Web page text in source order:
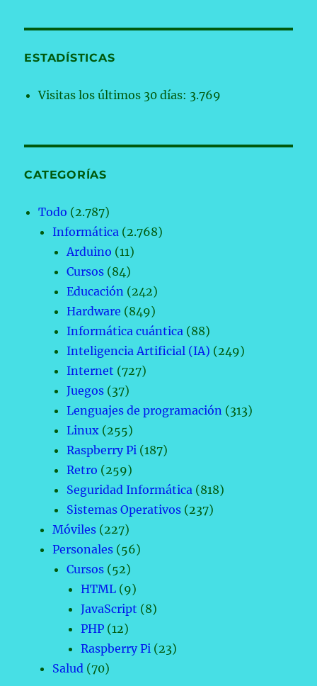
ESTADÍSTICAS
Visitas los últimos 30 días: 3.769
CATEGORÍAS
Todo (2.787)
Informática (2.768)
Arduino (11)
Cursos (84)
Educación (242)
Hardware (849)
Informática cuántica (88)
Inteligencia Artificial (IA) (249)
Internet (727)
Juegos (37)
Lenguajes de programación (313)
Linux (255)
Raspberry Pi (187)
Retro (259)
Seguridad Informática (818)
Sistemas Operativos (237)
Móviles (227)
Personales (56)
Cursos (52)
HTML (9)
JavaScript (8)
PHP (12)
Raspberry Pi (23)
Salud (70)